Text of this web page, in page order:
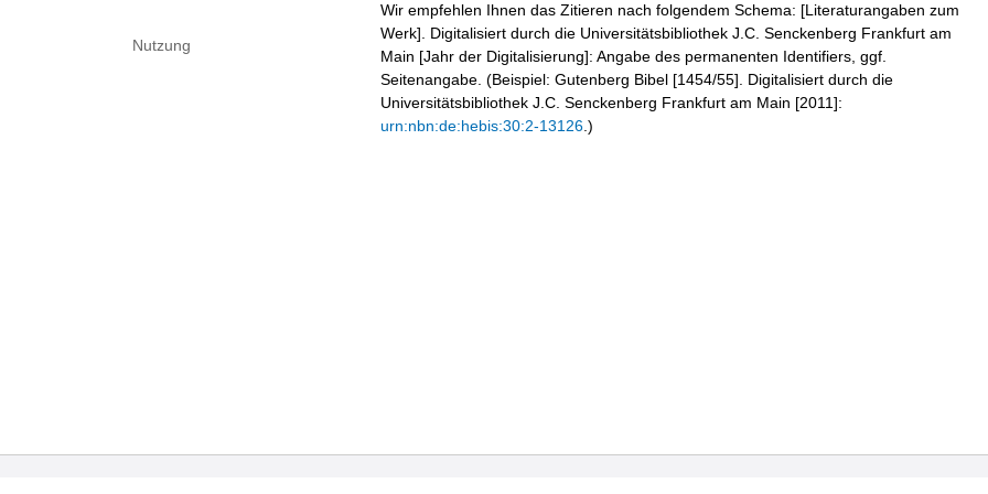
Nutzung
Wir empfehlen Ihnen das Zitieren nach folgendem Schema: [Literaturangaben zum
Werk]. Digitalisiert durch die Universitätsbibliothek J.C. Senckenberg Frankfurt am
Main [Jahr der Digitalisierung]: Angabe des permanenten Identifiers, ggf.
Seitenangabe. (Beispiel: Gutenberg Bibel [1454/55]. Digitalisiert durch die
Universitätsbibliothek J.C. Senckenberg Frankfurt am Main [2011]:
urn:nbn:de:hebis:30:2-13126 .)